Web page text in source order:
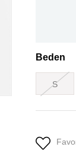
Beden
S